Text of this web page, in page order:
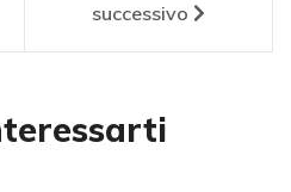
successivo